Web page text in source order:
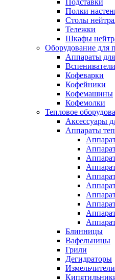
Полки
Столы
Тележки
Шкафы
Оборудование для
Аппараты
Кофеварки
Кофейники
Кофемашины
Кофемолки
Тепловое
Аксессуары
Аппараты
Блинницы
Вафельницы
Грили
Дегидраторы
Измельчители